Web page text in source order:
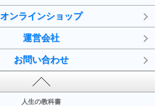
オンラインショップ
運営会社
お問い合わせ
人生の教科書